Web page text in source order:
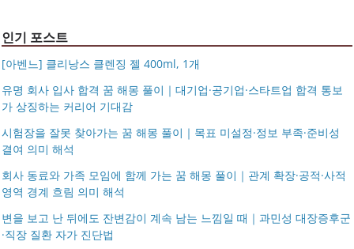
인기 포스트
[아벤느] 클리낭스 클렌징 젤 400ml, 1개
유명 회사 입사 합격 꿈 해몽 풀이｜대기업·공기업·스타트업 합격 통보
가 상징하는 커리어 기대감
시험장을 잘못 찾아가는 꿈 해몽 풀이｜목표 미설정·정보 부족·준비성
결여 의미 해석
회사 동료와 가족 모임에 함께 가는 꿈 해몽 풀이｜관계 확장·공적·사적
영역 경계 흐림 의미 해석
변을 보고 난 뒤에도 잔변감이 계속 남는 느낌일 때｜과민성 대장증후군
·직장 질환 자가 진단법